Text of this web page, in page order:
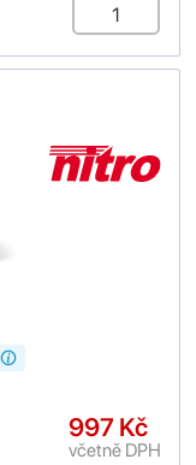
997 Kč
včetně DPH